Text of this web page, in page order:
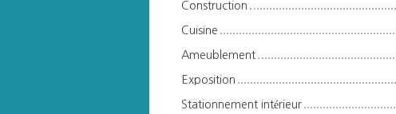
Construction
Cuisine
Ameublement
Exposition
Stationnement intérieur